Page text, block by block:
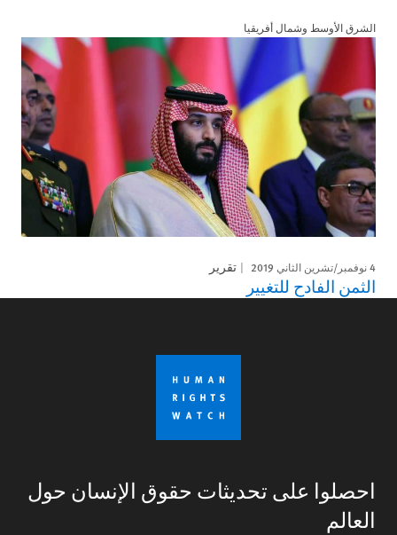
الشرق الأوسط وشمال أفريقيا
4 نوفمبر/تشرين الثاني 2019 تقرير
الثمن الفادح للتغيير
احصلوا على تحديثات حقوق الإنسان حول
العالم